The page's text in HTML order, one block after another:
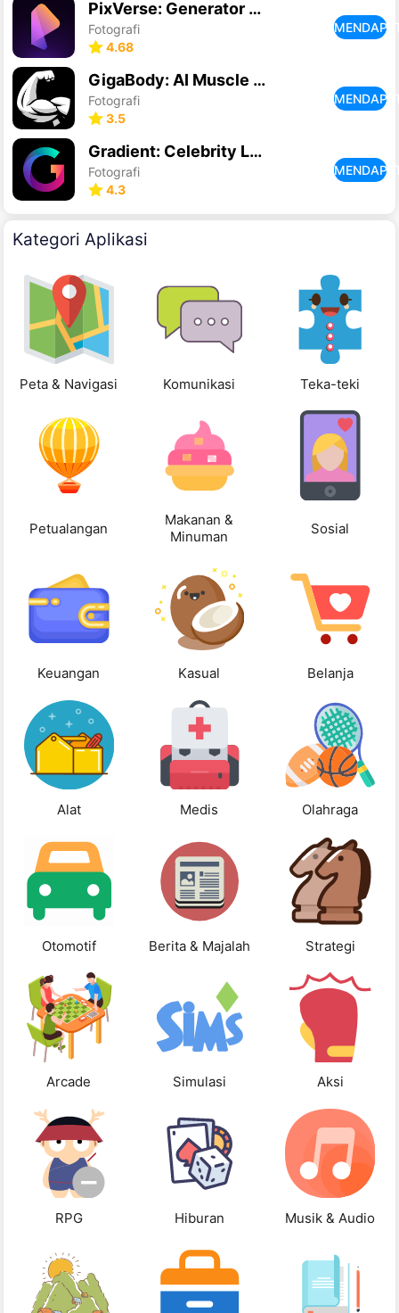
PixVerse: Generator Video AI
Fotografi
4.68
GigaBody: AI Muscle filter
Fotografi
3.5
Gradient: Celebrity Look Like
Fotografi
4.3
Kategori Aplikasi
Peta & Navigasi Komunikasi Teka-teki
Petualangan
Makanan &
Minuman
Sosial
Keuangan Kasual Belanja
Alat Medis Olahraga
Otomotif Berita & Majalah Strategi
Arcade Simulasi Aksi
RPG Hiburan Musik & Audio